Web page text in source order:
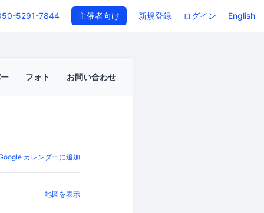
5291-7844 主催者向け 新規登録 ログイン English
フォト お問い合わせ
カレンダーに追加
地図を表示